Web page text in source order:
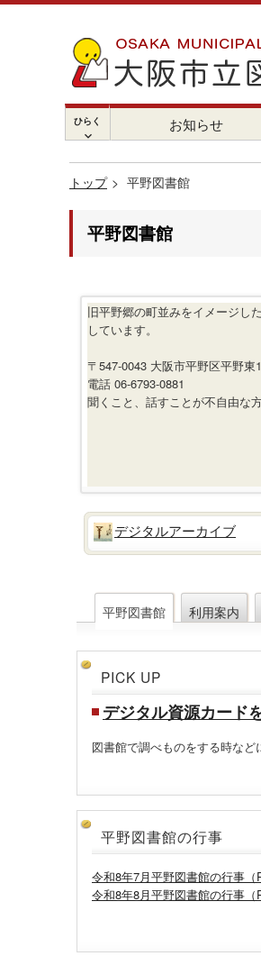
ひらく
chevron_right
お知らせ
トップ 平野図書館
平野図書館
旧平野郷の町並みをイメージし
しています。
〒547-0043 大阪市平野区平野東
電話 06-6793-0881
聞くこと、話すことが不自由
デジタルアーカイブ
平野図書館 利用案内
PICK UP
デジタル資源カード
図書館で調べものをする時など
平野図書館の行事
令和8年7月平野図書館の行事（
令和8年8月平野図書館の行事（